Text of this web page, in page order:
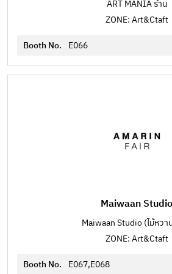
ART MANIA ร้าน
ZONE: Art&Ctaft
Booth No. E066
Maiwaan Studio
Maiwaan Studio (ไม้หวา
ZONE: Art&Ctaft
Booth No. E067,E068